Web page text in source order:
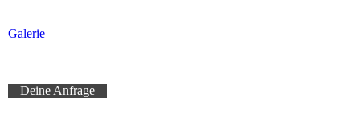
Galerie
Deine Anfrage